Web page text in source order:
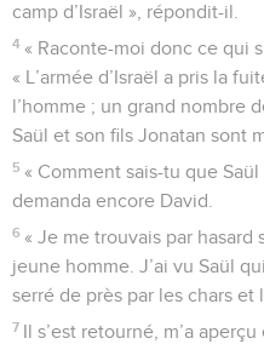
camp d’Israël », répondit-il.
4 « Raconte-moi donc ce qui
« L’armée d’Israël a pris la
l’homme ; un grand nombre
Saül et son fils Jonatan sont
5 « Comment sais-tu que
demanda encore David.
6 « Je me trouvais par
jeune homme. J’ai vu Saül
serré de près par les chars et
7 Il s’est retourné, m’a aperçu